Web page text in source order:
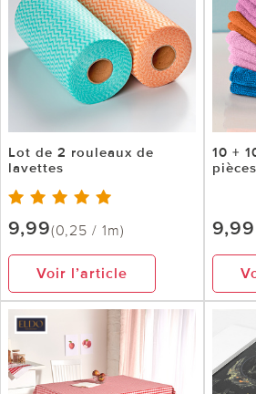
Lot de 2 rouleaux de
lavettes
9,99(0,25 / 1m)
Voir l’article
10 +
pièces
9,99